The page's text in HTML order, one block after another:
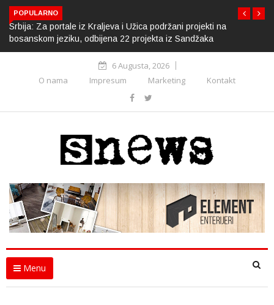
POPULARNO
Srbija: Za portale iz Kraljeva i Užica podržani projekti na
bosanskom jeziku, odbijena 22 projekta iz Sandžaka
6 Augusta, 2026
O nama
Impresum Marketing Kontakt
Menu